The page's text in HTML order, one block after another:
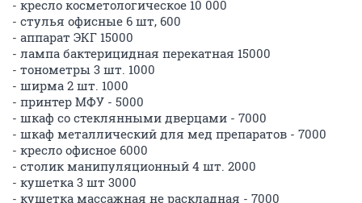
Продам лампы КГТО220-2500-1, КГТО220-2500-2
В наличии не одна!
Технические характеристики:
Мощность: 2500вт (2,5кВт)
Напряжение: 220В
Цоколь: HPa15x20
Размеры (тип 1): Длина 440мм, Диаметр 10,75мм
Размеры (тип 2): Длина 470мм, Диаметр 10,75мм
Подробности в ЛС.